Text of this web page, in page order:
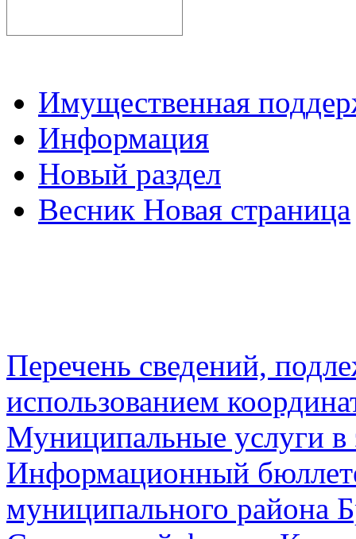
Имущественная
Информация
Новый раздел
Весник Новая страница
Перечень сведений,
использованием
Муниципальные услуги в
Информационный
муниципального района